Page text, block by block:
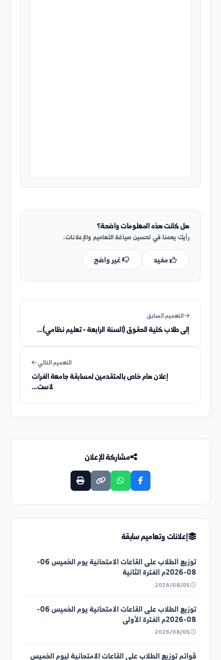
هل كانت هذه المعلومات واضحة؟
رأيك يهمنا في تحسين صياغة التعاميم والإعلانات.
مفيد غير واضح
التعميم السابق
إلى طلاب كلية الحقوق (السنة الرابعة - تعليم نظامي)...
إعلان هام خاص بالمتقدمين لمسابقة جامعة الفرات
مشاركة الإعلان
إعلانات وتعاميم سابقة